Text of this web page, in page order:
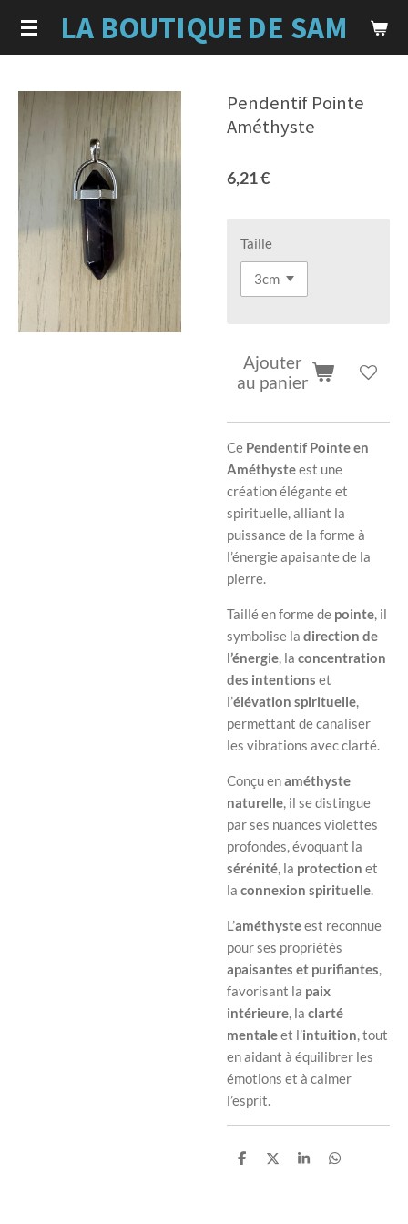
Passer
au
LA BOUTIQUE DE SAM
Pendentif Pointe
Améthyste
6,21 €
Taille
Ajouter
au panier
Ce Pendentif Pointe en
Améthysteest une
création élégante et
spirituelle, alliant la
puissance de la forme à
l’énergie apaisante de la
pierre.
Taillé en forme de pointe, il
symbolise la direction de
l’énergie, la concentration
des intentions et
l’élévation spirituelle,
permettant de canaliser
les vibrations avec clarté.
Conçu enaméthyste
naturelle, il se distingue
par ses nuances violettes
profondes, évoquant la
sérénité, la protection et
la connexion spirituelle.
L’améthysteest reconnue
pour ses propriétés
apaisantes et purifiantes,
favorisant la paix
intérieure, la clarté
mentaleet l’intuition, tout
en aidant à équilibrer les
émotions et à calmer
l’esprit.
P
P
P
P